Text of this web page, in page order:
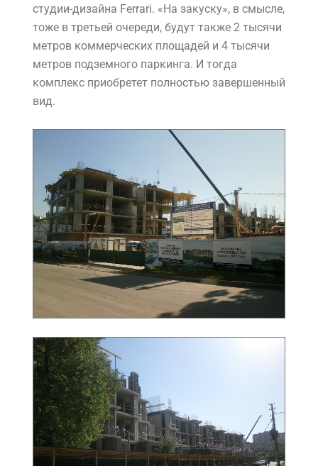
студии-дизайна Ferrari. «На закуску», в смысле,
тоже в третьей очереди, будут также 2 тысячи
метров коммерческих площадей и 4 тысячи
метров подземного паркинга. И тогда
комплекс приобретет полностью завершенный
вид.